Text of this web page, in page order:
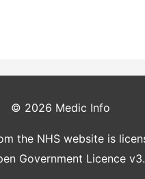
© 2026 Medic Info
the NHS website is
Government Licence